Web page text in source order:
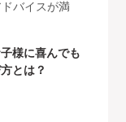
バイスが満
様に喜んでも
とは？